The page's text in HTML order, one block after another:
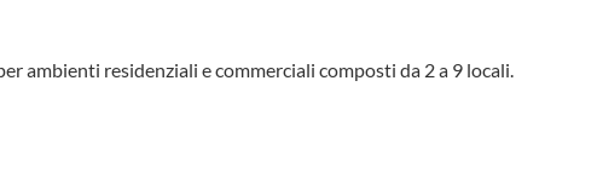
ambienti residenziali e commerciali composti da 2 a 9 locali.